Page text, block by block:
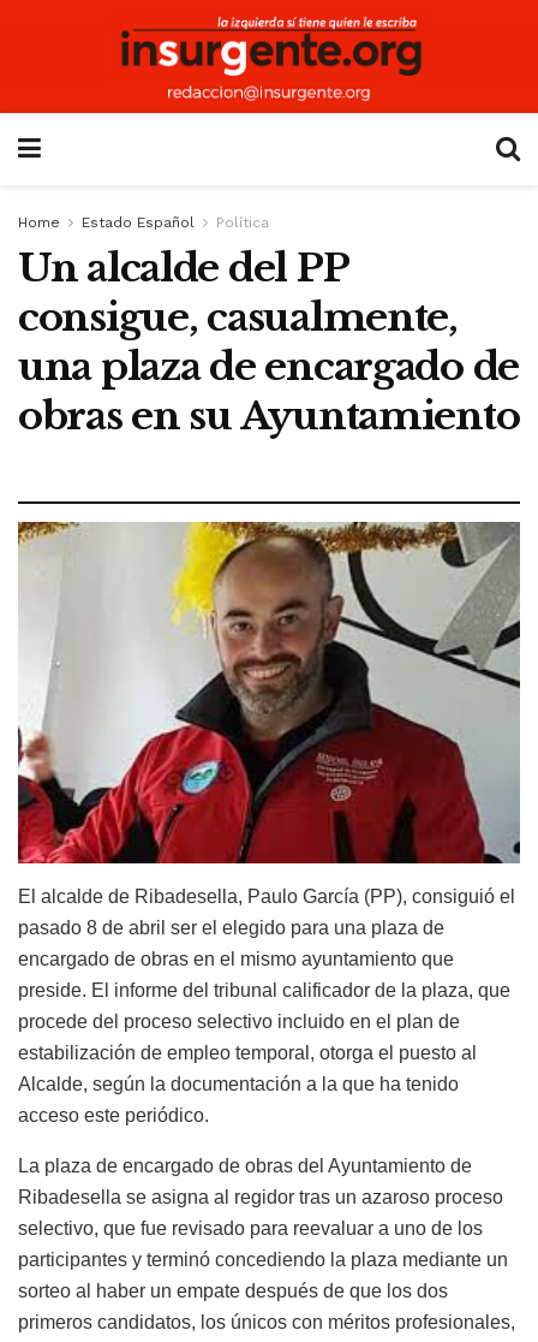
Home Estado Español Política
Un alcalde del PP
consigue, casualmente,
una plaza de encargado de
obras en su Ayuntamiento
El alcalde de Ribadesella, Paulo García (PP), consiguió el
pasado 8 de abril ser el elegido para una plaza de
encargado de obras en el mismo ayuntamiento que
preside. El informe del tribunal calificador de la plaza, que
procede del proceso selectivo incluido en el plan de
estabilización de empleo temporal, otorga el puesto al
Alcalde, según la documentación a la que ha tenido
acceso este periódico.
La plaza de encargado de obras del Ayuntamiento de
Ribadesella se asigna al regidor tras un azaroso proceso
selectivo, que fue revisado para reevaluar a uno de los
participantes y terminó concediendo la plaza mediante un
sorteo al haber un empate después de que los dos
primeros candidatos, los únicos con méritos profesionales,